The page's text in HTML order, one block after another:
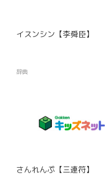
イスンシン【李舜臣】
辞典
さんれんぷ【三連符】